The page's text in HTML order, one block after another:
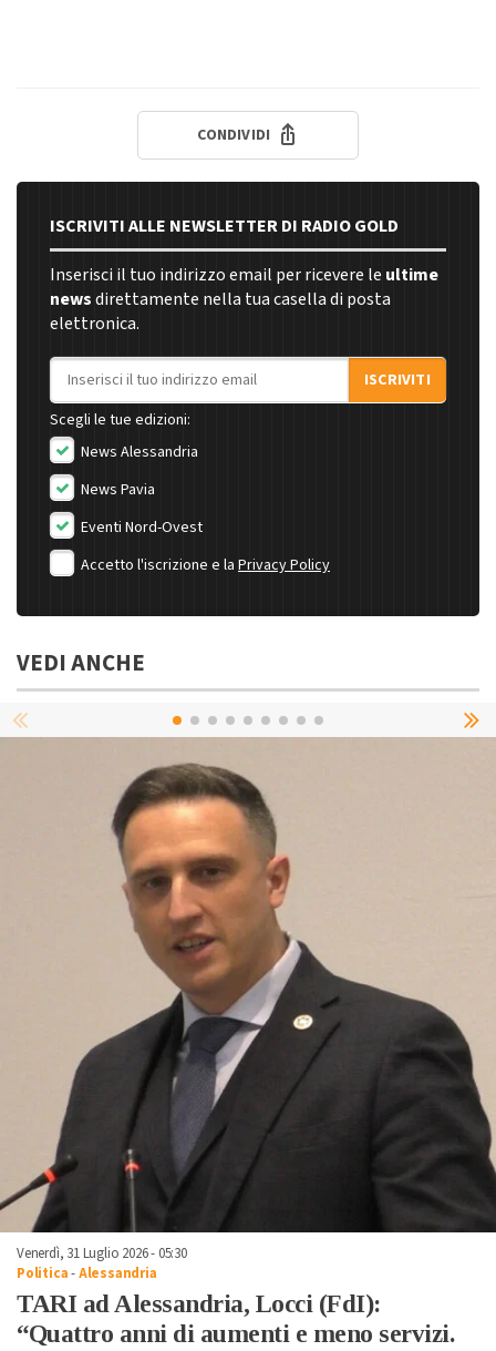
CONDIVIDI
ISCRIVITI ALLE NEWSLETTER DI RADIO GOLD
Inserisci il tuo indirizzo email per ricevere le ultime
newsdirettamente nella tua casella di posta
elettronica.
Indirizzo email
ISCRIVITI
Scegli le tue edizioni:
News Alessandria
News Pavia
Eventi Nord-Ovest
Accetto l'iscrizione e la Privacy Policy
VEDI ANCHE
Venerdì, 31 Luglio 2026 - 05:30
Politica-Alessandria
TARI ad Alessandria, Locci (FdI):
“Quattro anni di aumenti e meno servizi.